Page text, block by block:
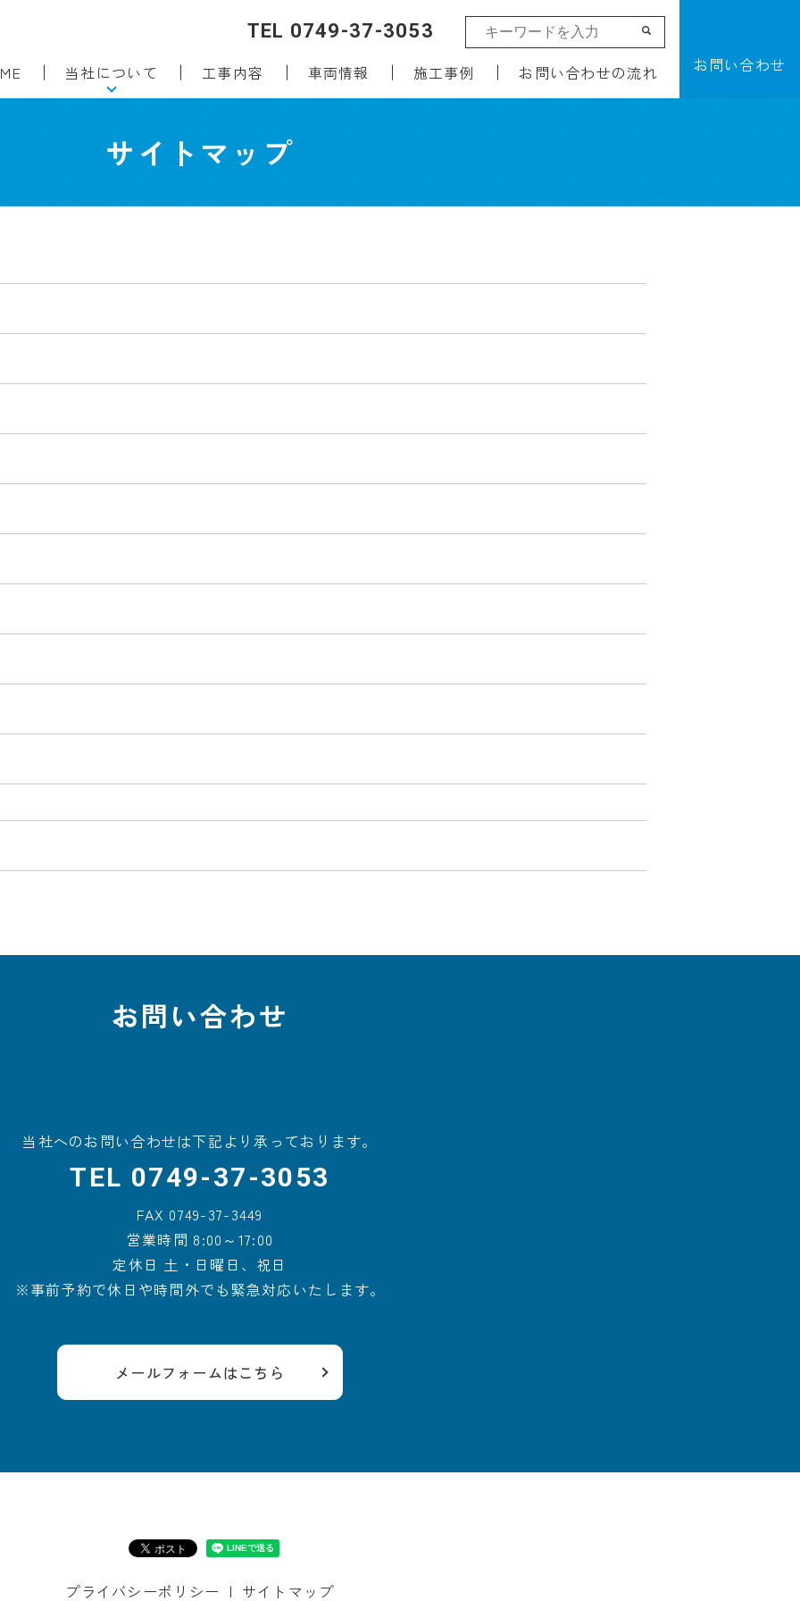
当社について 工事内容 車両情報 施工事例 お問い合わせの流れ お問い合わせ
TEL 0749-37-3053
サイトマップ
お問い合わせ
当社へのお問い合わせは下記より承っております。
TEL 0749-37-3053
FAX 0749-37-3449
営業時間 8:00～17:00
定休日 土・日曜日、祝日
※事前予約で休日や時間外でも緊急対応いたします。
メールフォームはこちら
プライバシーポリシー サイトマップ